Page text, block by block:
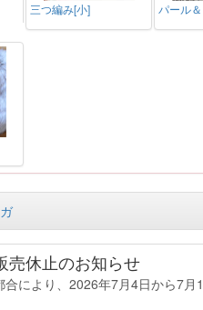
三つ編み[小] パール
売休止のお知らせ
合により、2026年7月4日から7